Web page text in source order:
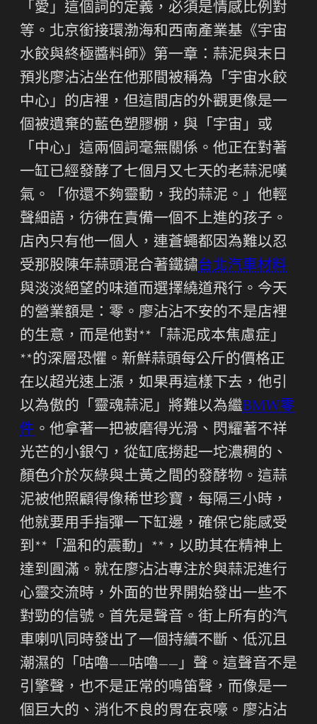
「愛」這個詞的定義，必須是情感比例對
等。北京銜接環渤海和西南產業基《宇宙
水餃與終極醬料師》第一章：蒜泥與末日
預兆廖沾沾坐在他那間被稱為「宇宙水餃
中心」的店裡，但這間店的外觀更像是一
個被遺棄的藍色塑膠棚，與「宇宙」或
「中心」這兩個詞毫無關係。他正在對著
一缸已經發酵了七個月又七天的老蒜泥嘆
氣。「你還不夠靈動，我的蒜泥。」他輕
聲細語，彷彿在責備一個不上進的孩子。
店內只有他一個人，連蒼蠅都因為難以忍
受那股陳年蒜頭混合著鐵鏽台北汽車材料
與淡淡絕望的味道而選擇繞道飛行。今天
的營業額是：零。廖沾沾不安的不是店裡
的生意，而是他對**「蒜泥成本焦慮症」
**的深層恐懼。新鮮蒜頭每公斤的價格正
在以超光速上漲，如果再這樣下去，他引
以為傲的「靈魂蒜泥」將難以為繼BMW零
件 。他拿著一把被磨得光滑、閃耀著不祥
光芒的小銀勺，從缸底撈起一坨濃稠的、
顏色介於灰綠與土黃之間的發酵物。這蒜
泥被他照顧得像稀世珍寶，每隔三小時，
他就要用手指彈一下缸邊，確保它能感受
到**「溫和的震動」**，以助其在精神上
達到圓滿。就在廖沾沾專注於與蒜泥進行
心靈交流時，外面的世界開始發出一些不
對勁的信號。首先是聲音。街上所有的汽
車喇叭同時發出了一個持續不斷、低沉且
潮濕的「咕嚕——咕嚕——」聲。這聲音不是
引擎聲，也不是正常的鳴笛聲，而像是一
個巨大的、消化不良的胃在哀嚎。廖沾沾